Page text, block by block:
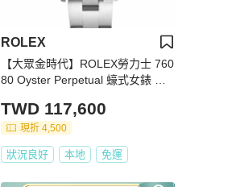
ROLEX
【大眾金時代】ROLEX勞力士 760
80 Oyster Perpetual 蠔式女錶 藍
TWD 117,600
現折 4,500
狀況良好 本地 免運